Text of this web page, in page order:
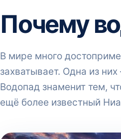
Почему
В мире много
захватывает. Одна из
Водопад знаменит тем,
ещё более известный